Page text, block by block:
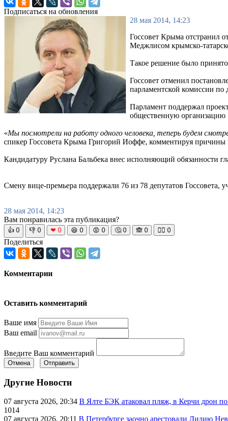
Подписаться на обновления
28 мая 2014, 14:23
Госсовет Крыма отстранил
Меджлисом крымско-
Такое решение было
Госсовет отменил
парламентской комиссии
Парламент поддержал
общественную
«Мы посмотрели на работу одного человека, теперь будем
спикер Госсовета Крыма Григорий Иоффе, комментируя причины
Кандидатуру Руслана Бальбека внес исполняющий обязанности
Смену вице-премьера поддержали 76 из 78 депутатов Госсовета,
28 мая 2014, 14:23
Вам понравилась эта публикация?
👍 0 👎 0 ❤ 0 😆 0 😡 0 🤔 0 🙈 0 🧘‍♀️ 0
Поделиться
Комментарии
Оставить комментарий
Ваше имя
Ваш email
Введите Ваш комментарий
Отмена Отправить
Другие Новости
07 августа 2026, 20:34 В Ялте БЭК атаковал пляж, в Керчи дрон
1014
07 августа 2026, 20:11 В Петербурге заочно арестовали Лидию